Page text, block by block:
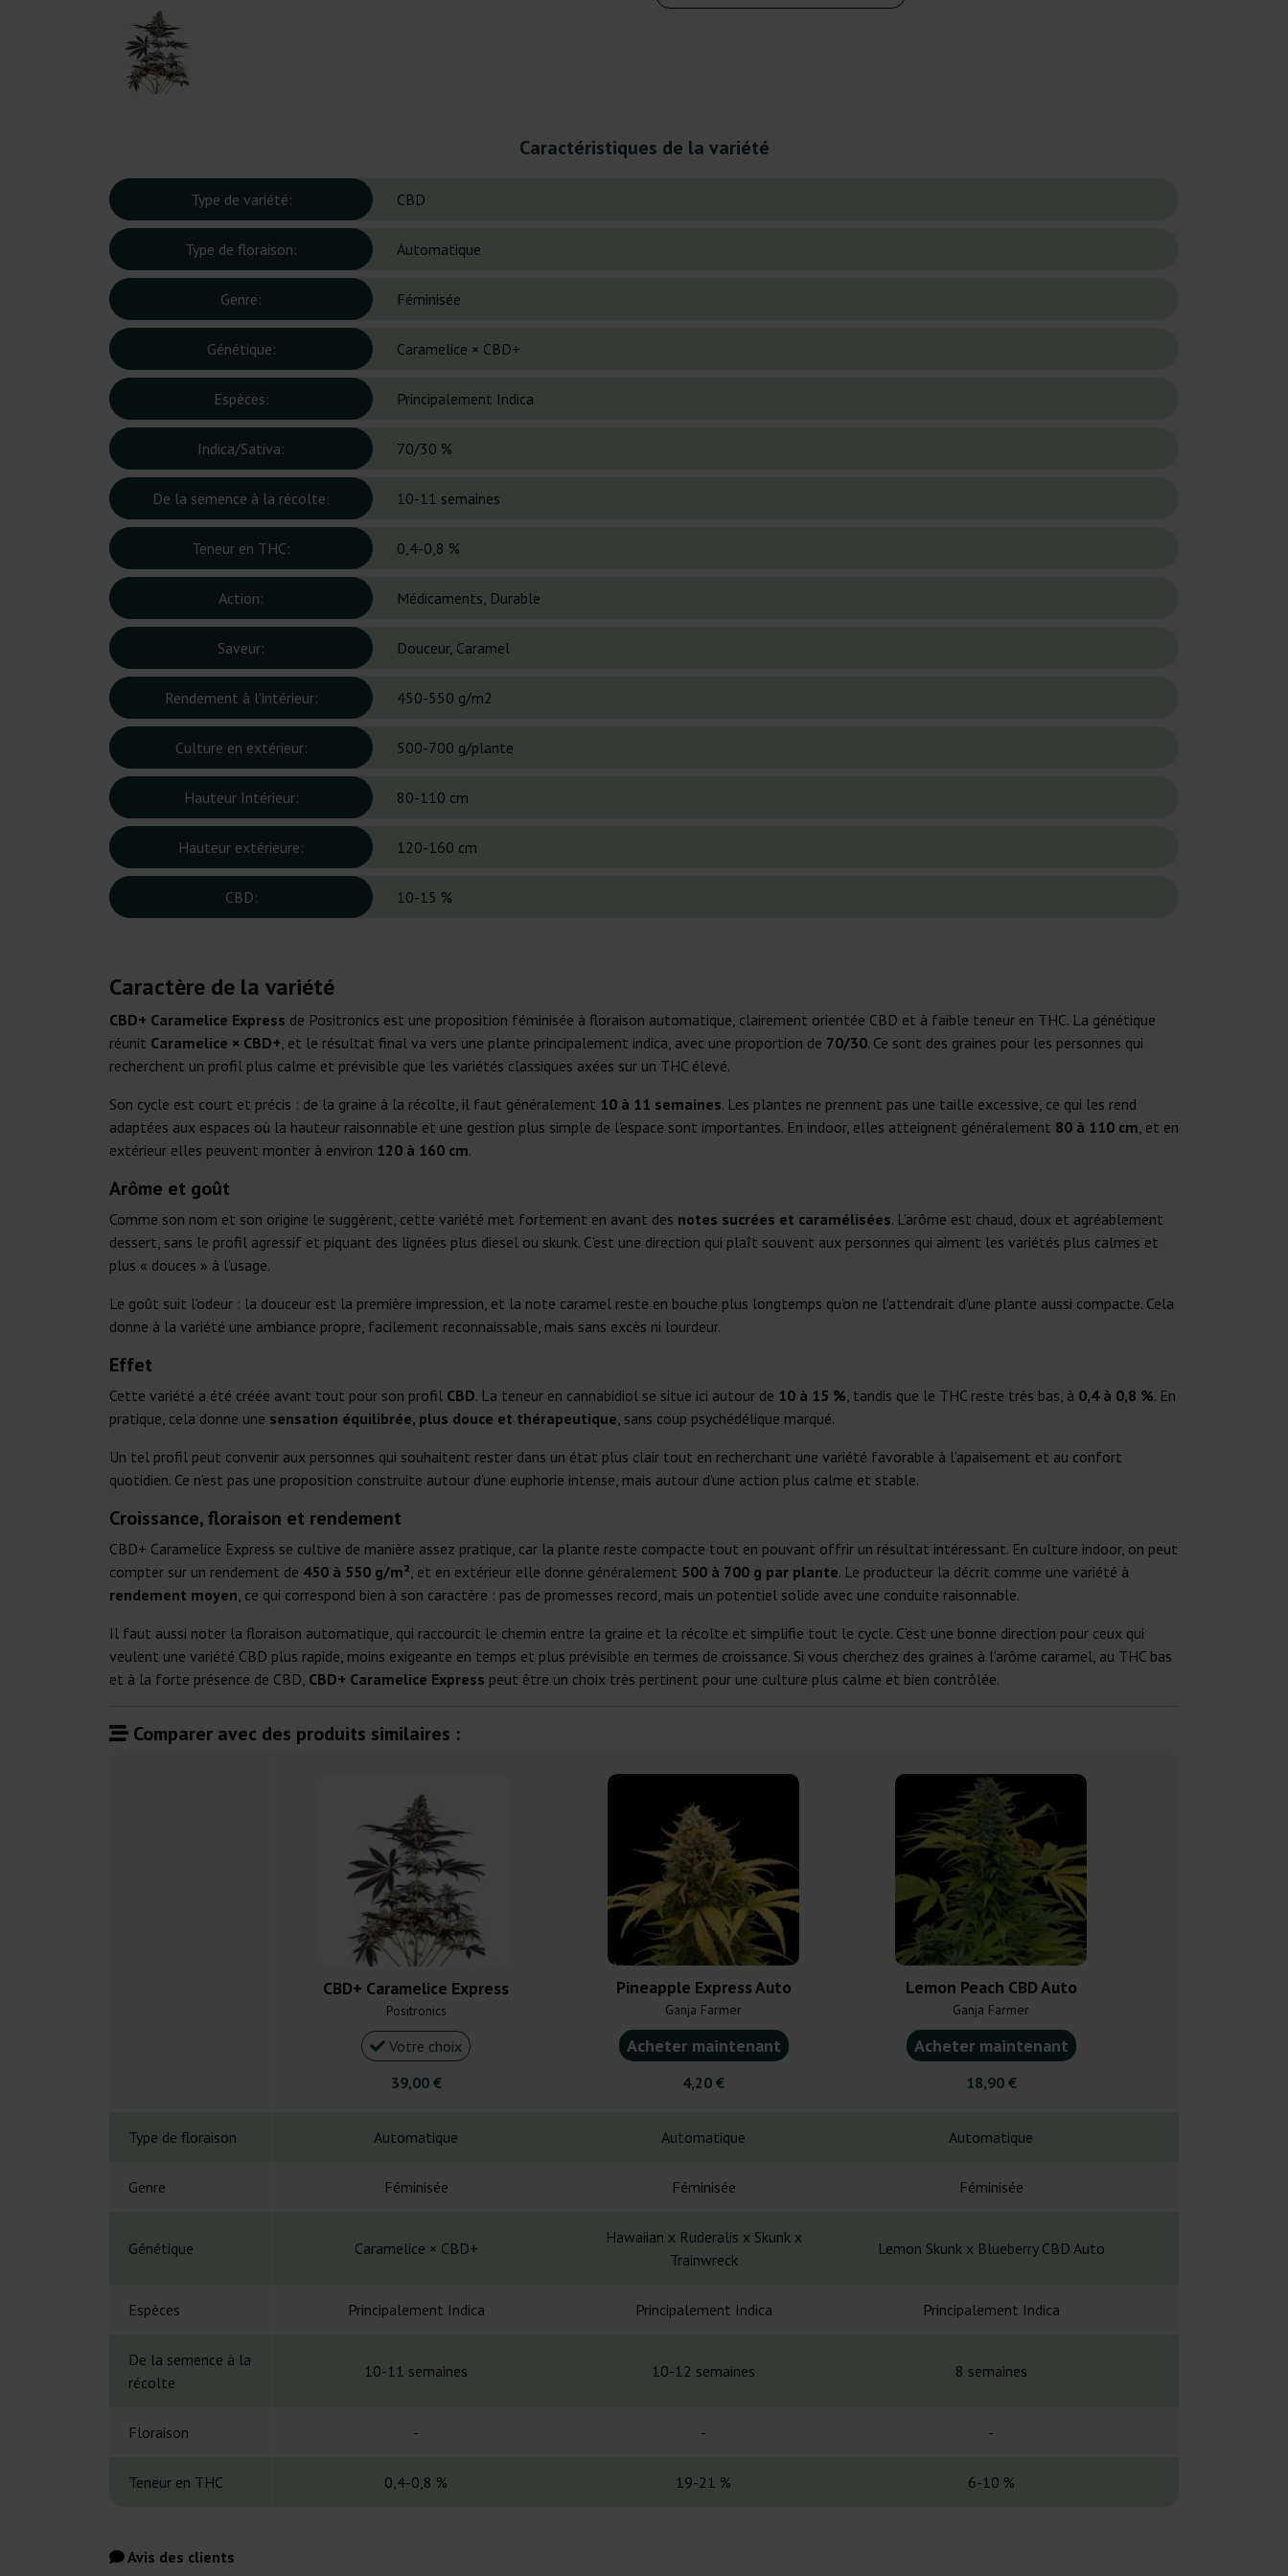
Caractéristiques de la variété
Type de variété: CBD
Type de floraison: Automatique
Genre: Féminisée
Génétique: Caramelice × CBD+
Espèces: Principalement Indica
Indica/Sativa: 70/30 %
De la semence à la récolte: 10-11 semaines
Teneur en THC: 0,4-0,8 %
Action: Médicaments, Durable
Saveur: Douceur, Caramel
Rendement à l'intérieur: 450-550 g/m2
Culture en extérieur: 500-700 g/plante
Hauteur Intérieur: 80-110 cm
Hauteur extérieure: 120-160 cm
CBD: 10-15 %
Caractère de la variété
CBD+ Caramelice Express de Positronics est une proposition féminisée à floraison automatique, clairement orientée CBD et à faible teneur en THC. La génétique
réunit Caramelice × CBD+, et le résultat final va vers une plante principalement indica, avec une proportion de 70/30. Ce sont des graines pour les personnes qui
recherchent un profil plus calme et prévisible que les variétés classiques axées sur un THC élevé.
Son cycle est court et précis : de la graine à la récolte, il faut généralement 10 à 11 semaines. Les plantes ne prennent pas une taille excessive, ce qui les rend
adaptées aux espaces où la hauteur raisonnable et une gestion plus simple de l’espace sont importantes. En indoor, elles atteignent généralement 80 à 110 cm, et en
extérieur elles peuvent monter à environ 120 à 160 cm.
Arôme et goût
Comme son nom et son origine le suggèrent, cette variété met fortement en avant des notes sucrées et caramélisées. L’arôme est chaud, doux et agréablement
dessert, sans le profil agressif et piquant des lignées plus diesel ou skunk. C’est une direction qui plaît souvent aux personnes qui aiment les variétés plus calmes et
plus « douces » à l’usage.
Le goût suit l’odeur : la douceur est la première impression, et la note caramel reste en bouche plus longtemps qu’on ne l’attendrait d’une plante aussi compacte. Cela
donne à la variété une ambiance propre, facilement reconnaissable, mais sans excès ni lourdeur.
Effet
Cette variété a été créée avant tout pour son profil CBD. La teneur en cannabidiol se situe ici autour de 10 à 15 %, tandis que le THC reste très bas, à 0,4 à 0,8 %. En
pratique, cela donne une sensation équilibrée, plus douce et thérapeutique, sans coup psychédélique marqué.
Un tel profil peut convenir aux personnes qui souhaitent rester dans un état plus clair tout en recherchant une variété favorable à l’apaisement et au confort
quotidien. Ce n’est pas une proposition construite autour d’une euphorie intense, mais autour d’une action plus calme et stable.
Croissance, floraison et rendement
CBD+ Caramelice Express se cultive de manière assez pratique, car la plante reste compacte tout en pouvant offrir un résultat intéressant. En culture indoor, on peut
compter sur un rendement de 450 à 550 g/m², et en extérieur elle donne généralement 500 à 700 g par plante. Le producteur la décrit comme une variété à
rendement moyen, ce qui correspond bien à son caractère : pas de promesses record, mais un potentiel solide avec une conduite raisonnable.
Il faut aussi noter la floraison automatique, qui raccourcit le chemin entre la graine et la récolte et simplifie tout le cycle. C’est une bonne direction pour ceux qui
veulent une variété CBD plus rapide, moins exigeante en temps et plus prévisible en termes de croissance. Si vous cherchez des graines à l’arôme caramel, au THC bas
et à la forte présence de CBD, CBD+ Caramelice Express peut être un choix très pertinent pour une culture plus calme et bien contrôlée.
Comparer avec des produits similaires :
CBD+ Caramelice Express
Positronics
Votre choix
39,00 €
Pineapple Express Auto
Ganja Farmer
Acheter maintenant
4,20 €
Lemon Peach CBD Auto
Ganja Farmer
Acheter maintenant
18,90 €
Type de floraison Automatique Automatique Automatique
Genre Féminisée Féminisée Féminisée
Génétique Caramelice × CBD+
Hawaiian x Ruderalis x Skunk x
Trainwreck
Lemon Skunk x Blueberry CBD Auto
Espèces Principalement Indica Principalement Indica Principalement Indica
De la semence à la
récolte
10-11 semaines 10-12 semaines 8 semaines
Floraison - - -
Teneur en THC 0,4-0,8 % 19-21 % 6-10 %
Avis des clients